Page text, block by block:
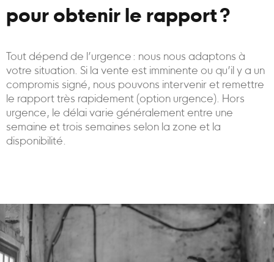
pour obtenir le rapport ?
Tout dépend de l’urgence : nous nous adaptons à
votre situation. Si la vente est imminente ou qu’il y a un
compromis signé, nous pouvons intervenir et remettre
le rapport très rapidement (option urgence). Hors
urgence, le délai varie généralement entre une
semaine et trois semaines selon la zone et la
disponibilité.